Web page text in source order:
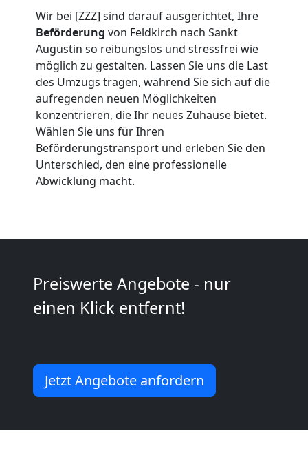
Wir bei [ZZZ] sind darauf ausgerichtet, Ihre
Beförderung von Feldkirch nach Sankt
Augustin so reibungslos und stressfrei wie
möglich zu gestalten. Lassen Sie uns die Last
des Umzugs tragen, während Sie sich auf die
aufregenden neuen Möglichkeiten
konzentrieren, die Ihr neues Zuhause bietet.
Wählen Sie uns für Ihren
Beförderungstransport und erleben Sie den
Unterschied, den eine professionelle
Abwicklung macht.
Preiswerte Angebote - nur
einen Klick entfernt!
Jetzt Angebote anfordern
Umzug
Mann
LKW
Feldkirch
Feldkirch
3